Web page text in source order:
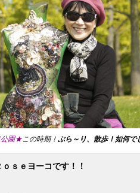
公園★この時期！ぶら～り、散歩！如何
ｓｅヨーコです！！